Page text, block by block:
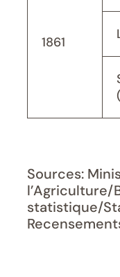
1861
Sources:
l’Agriculture/
statistique/